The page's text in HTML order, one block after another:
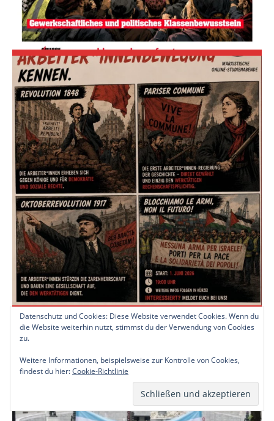
Datenschutz und Cookies: Diese Website verwendet Cookies. Wenn du
die Website weiterhin nutzt, stimmst du der Verwendung von Cookies
zu.
Weitere Informationen, beispielsweise zur Kontrolle von Cookies,
findest du hier:Cookie-Richtlinie